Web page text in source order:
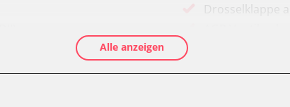
Drosselklappe
Alle anzeigen